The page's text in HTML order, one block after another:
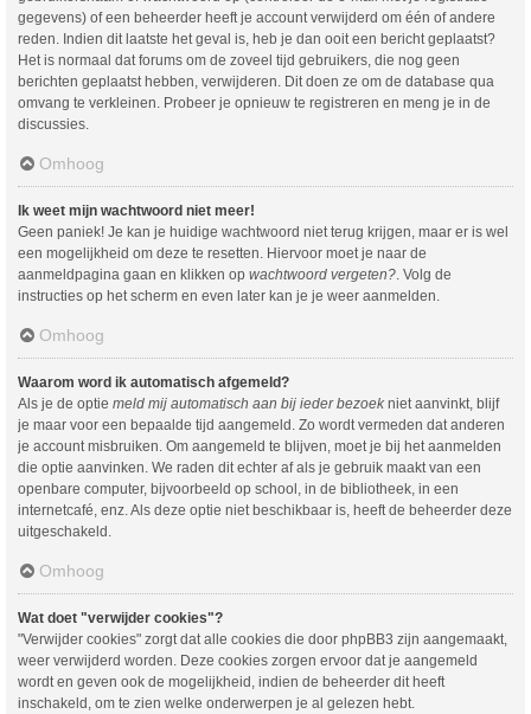
gegevens) of een beheerder heeft je account verwijderd om één of andere
reden. Indien dit laatste het geval is, heb je dan ooit een bericht geplaatst?
Het is normaal dat forums om de zoveel tijd gebruikers, die nog geen
berichten geplaatst hebben, verwijderen. Dit doen ze om de database qua
omvang te verkleinen. Probeer je opnieuw te registreren en meng je in de
discussies.
Omhoog
Ik weet mijn wachtwoord niet meer!
Geen paniek! Je kan je huidige wachtwoord niet terug krijgen, maar er is wel
een mogelijkheid om deze te resetten. Hiervoor moet je naar de
aanmeldpagina gaan en klikken op wachtwoord vergeten?. Volg de
instructies op het scherm en even later kan je je weer aanmelden.
Omhoog
Waarom word ik automatisch afgemeld?
Als je de optie meld mij automatisch aan bij ieder bezoek niet aanvinkt, blijf
je maar voor een bepaalde tijd aangemeld. Zo wordt vermeden dat anderen
je account misbruiken. Om aangemeld te blijven, moet je bij het aanmelden
die optie aanvinken. We raden dit echter af als je gebruik maakt van een
openbare computer, bijvoorbeeld op school, in de bibliotheek, in een
internetcafé, enz. Als deze optie niet beschikbaar is, heeft de beheerder deze
uitgeschakeld.
Omhoog
Wat doet "verwijder cookies"?
"Verwijder cookies" zorgt dat alle cookies die door phpBB3 zijn aangemaakt,
weer verwijderd worden. Deze cookies zorgen ervoor dat je aangemeld
wordt en geven ook de mogelijkheid, indien de beheerder dit heeft
inschakeld, om te zien welke onderwerpen je al gelezen hebt.